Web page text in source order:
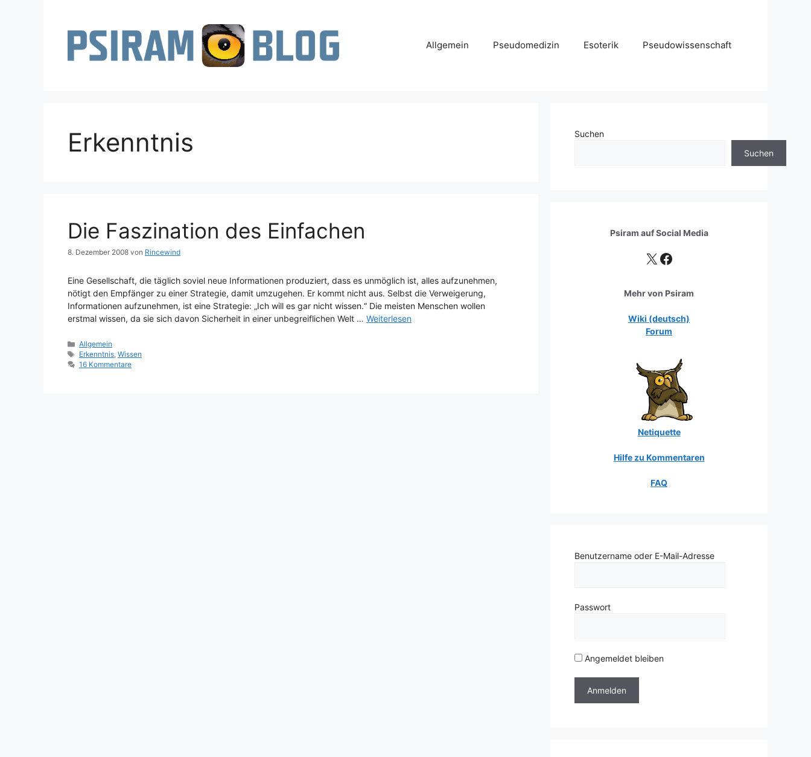
Allgemein Pseudomedizin Esoterik Pseudowissenschaft
Erkenntnis
Die Faszination des Einfachen
8. Dezember 2008 von Rincewind
Eine Gesellschaft, die täglich soviel neue Informationen produziert, dass es unmöglich ist, alles aufzunehmen,
nötigt den Empfänger zu einer Strategie, damit umzugehen. Er kommt nicht aus. Selbst die Verweigerung,
Informationen aufzunehmen, ist eine Strategie: „Ich will es gar nicht wissen.“ Die meisten Menschen wollen
erstmal wissen, da sie sich davon Sicherheit in einer unbegreiflichen Welt … Weiterlesen
Kategorien
Allgemein
Schlagwörter
Erkenntnis,Wissen
16 Kommentare
Suchen
Suchen
Psiram aufSocial Media
X Facebook
Mehr von Psiram
Wiki (deutsch)
Forum
Netiquette
Hilfe zu Kommentaren
FAQ
Benutzername oder E-Mail-Adresse
Passwort
Angemeldet bleiben